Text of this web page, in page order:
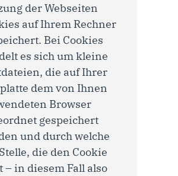
der Webseiten
auf Ihrem Rechner
Bei Cookies
es sich um kleine
die auf Ihrer
dem von Ihnen
Browser
gespeichert
und durch welche
die den Cookie
– in diesem Fall also